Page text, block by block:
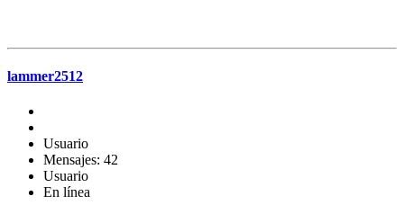
lammer2512
Usuario
Mensajes: 42
Usuario
En línea